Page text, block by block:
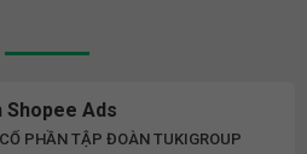
Shopee Ads
PHẦN TẬP ĐOÀN TUKIGROUP